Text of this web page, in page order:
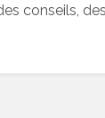
conseils,